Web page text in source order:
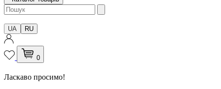
UA RU
0
Ласкаво просимо!